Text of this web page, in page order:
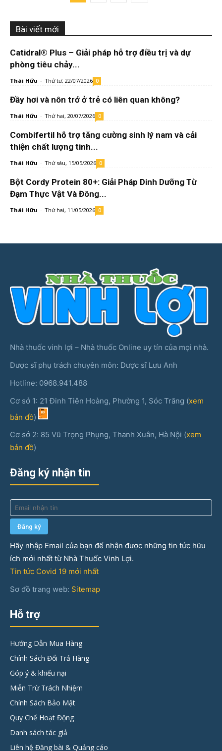
Bài viết mới
Catidral® Plus – Giải pháp hỗ trợ điều trị và dự
phòng tiêu chảy...
Thái Hữu - Thứ tư, 22/07/2026 0
Đầy hơi và nôn trớ ở trẻ có liên quan không?
Thái Hữu - Thứ hai, 20/07/2026 0
Combifertil hỗ trợ tăng cường sinh lý nam và cải
thiện chất lượng tinh...
Thái Hữu - Thứ sáu, 15/05/2026 0
Bột Cordy Protein 80+: Giải Pháp Dinh Dưỡng Từ
Đạm Thực Vật Và Đông...
Thái Hữu - Thứ hai, 11/05/2026 0
Nhà thuốc vinh lợi – Nhà thuốc Online uy tín của mọi nhà.
Dược sĩ phụ trách chuyên môn: Dược sĩ Lưu Anh
Hotline: 0968.941.488
Cơ sở 1: 21 Đinh Tiên Hoàng, Phường 1, Sóc Trăng (xem
bản đồ)
Cơ sở 2: 85 Vũ Trọng Phụng, Thanh Xuân, Hà Nội (xem
bản đồ)
Đăng ký nhận tin
Hãy nhập Email của bạn để nhận được những tin tức hữu
ích mới nhất từ Nhà Thuốc Vinh Lợi.
Tin tức Covid 19 mới nhất
Sơ đồ trang web: Sitemap
Hỗ trợ
Hướng Dẫn Mua Hàng
Chính Sách Đổi Trả Hàng
Góp ý & khiếu nại
Miễn Trừ Trách Nhiệm
Chính Sách Bảo Mật
Quy Chế Hoạt Động
Danh sách tác giả
Liên hệ Đăng bài & Quảng cáo